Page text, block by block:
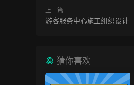
上一篇
游客服务中心施工组织设计
猜你喜欢